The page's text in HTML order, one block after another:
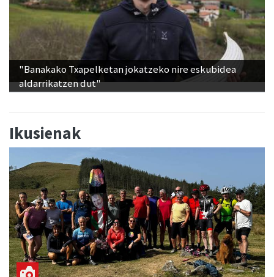
"Banakako Txapelketan jokatzeko nire eskubidea
aldarrikatzen dut"
Ikusienak